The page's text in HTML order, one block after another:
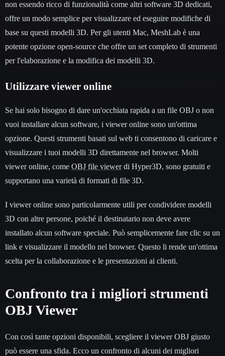
non essendo ricco di funzionalità come altri software 3D dedicati,
offre un modo semplice per visualizzare ed eseguire modifiche di
base su questi modelli 3D. Per gli utenti Mac, MeshLab è una
potente opzione open-source che offre un set completo di strumenti
per l'elaborazione e la modifica dei modelli 3D.
Utilizzare viewer online
Se hai solo bisogno di dare un'occhiata rapida a un file OBJ o non
vuoi installare alcun software, i viewer online sono un'ottima
opzione. Questi strumenti basati sul web ti consentono di caricare e
visualizzare i tuoi modelli 3D direttamente nel browser. Molti
viewer online, come OBJ file viewerdi Hyper3D, sono gratuiti e
supportano una varietà di formati di file 3D.
I viewer online sono particolarmente utili per condividere modelli
3D con altre persone, poiché il destinatario non deve avere
installato alcun software speciale. Può semplicemente fare clic su un
link e visualizzare il modello nel browser. Questo li rende un'ottima
scelta per la collaborazione e le presentazioni ai clienti.
Confronto tra i migliori strumenti
OBJ Viewer
Con così tante opzioni disponibili, scegliere il viewer OBJ giusto
può essere una sfida. Ecco un confronto di alcuni dei migliori